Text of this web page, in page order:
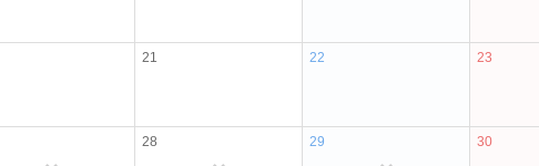
21 22 23
28 29 30